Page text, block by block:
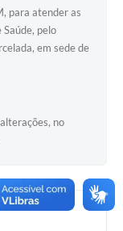
para atender as
pelo
em sede de
no